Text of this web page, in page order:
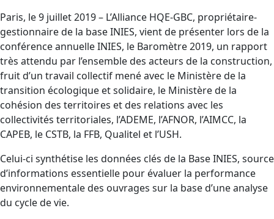
Paris, le 9 juillet 2019 – L’Alliance HQE-GBC, propriétaire-
gestionnaire de la base INIES, vient de présenter lors de la
conférence annuelle INIES, le Baromètre 2019, un rapport
très attendu par l’ensemble des acteurs de la construction,
fruit d’un travail collectif mené avec le Ministère de la
transition écologique et solidaire, le Ministère de la
cohésion des territoires et des relations avec les
collectivités territoriales, l’ADEME, l’AFNOR, l’AIMCC, la
CAPEB, le CSTB, la FFB, Qualitel et l’USH.
Celui-ci synthétise les données clés de la Base INIES, source
d’informations essentielle pour évaluer la performance
environnementale des ouvrages sur la base d’une analyse
du cycle de vie.